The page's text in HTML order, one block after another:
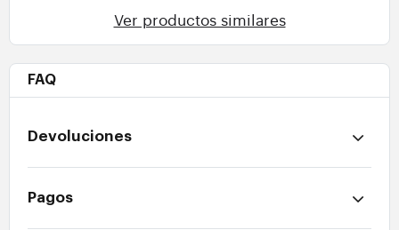
Ver productos similares
FAQ
Devoluciones
Pagos